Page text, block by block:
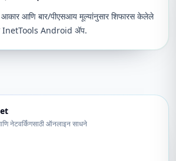
आणि बार/पीएसआय मूल्यांनुसार शिफारस केलेले
InetTools Android ॲप.
नेटवर्किंगसाठी ऑनलाइन साधने